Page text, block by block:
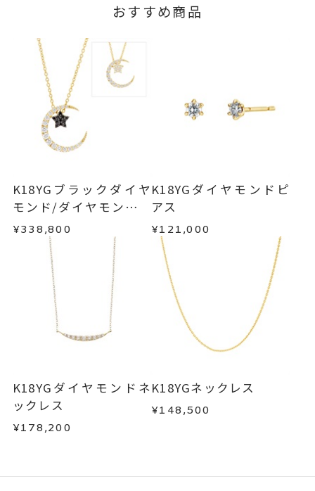
おすすめ商品
K18YGブラックダイヤ
モンド/ダイヤモンドネ
ックレス
¥338,800
K18YGダイヤモンドピ
アス
¥121,000
K18YGダイヤモンドネ
ックレス
¥178,200
K18YGネックレス
¥148,500